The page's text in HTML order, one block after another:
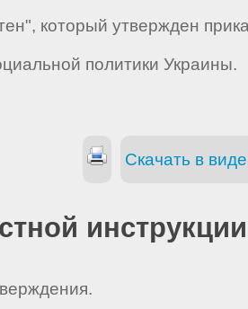
который утвержден
политики Украины.
Скачать в
инструкции